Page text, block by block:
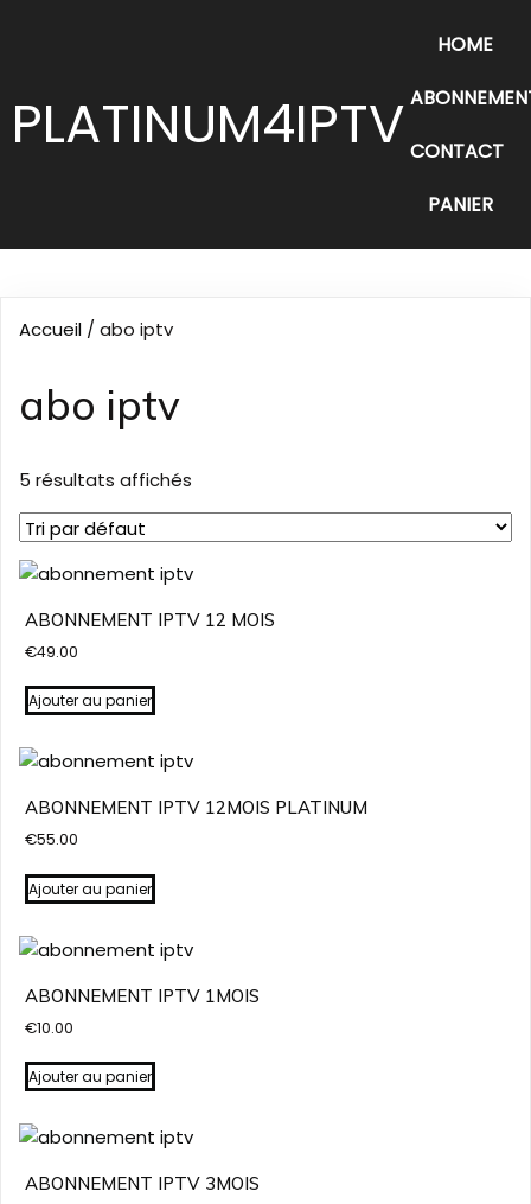
PLATINUM4IPTV
HOME
CONTACT
PANIER
Accueil / abo iptv
abo iptv
5 résultats affichés
ABONNEMENT IPTV 12 MOIS
€49.00
Ajouter au panier
ABONNEMENT IPTV 12MOIS PLATINUM
€55.00
Ajouter au panier
ABONNEMENT IPTV 1MOIS
€10.00
Ajouter au panier
ABONNEMENT IPTV 3MOIS